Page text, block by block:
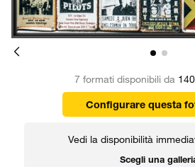
7 formati disponibili da
Configurare questa
Vedi la disponibilità
Scegli una